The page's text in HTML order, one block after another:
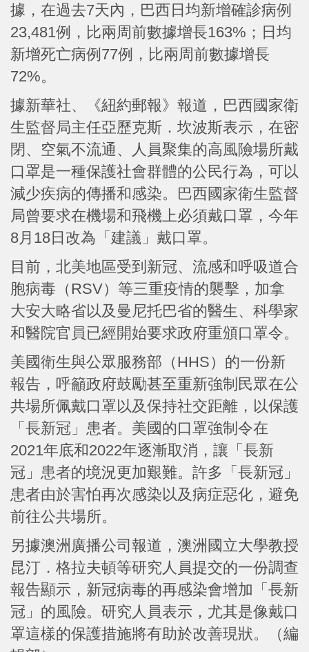
據，在過去7天內，巴西日均新增確診病例
23,481例，比兩周前數據增長163%；日均
新增死亡病例77例，比兩周前數據增長
72%。
據新華社、《紐約郵報》報道，巴西國家衛
生監督局主任亞歷克斯．坎波斯表示，在密
閉、空氣不流通、人員聚集的高風險場所戴
口罩是一種保護社會群體的公民行為，可以
減少疾病的傳播和感染。巴西國家衛生監督
局曾要求在機場和飛機上必須戴口罩，今年
8月18日改為「建議」戴口罩。
目前，北美地區受到新冠、流感和呼吸道合
胞病毒（RSV）等三重疫情的襲擊，加拿
大安大略省以及曼尼托巴省的醫生、科學家
和醫院官員已經開始要求政府重頒口罩令。
美國衛生與公眾服務部（HHS）的一份新
報告，呼籲政府鼓勵甚至重新強制民眾在公
共場所佩戴口罩以及保持社交距離，以保護
「長新冠」患者。美國的口罩強制令在
2021年底和2022年逐漸取消，讓「長新
冠」患者的境況更加艱難。許多「長新冠」
患者由於害怕再次感染以及病症惡化，避免
前往公共場所。
另據澳洲廣播公司報道，澳洲國立大學教授
昆汀．格拉夫頓等研究人員提交的一份調查
報告顯示，新冠病毒的再感染會增加「長新
冠」的風險。研究人員表示，尤其是像戴口
罩這樣的保護措施將有助於改善現狀。（編